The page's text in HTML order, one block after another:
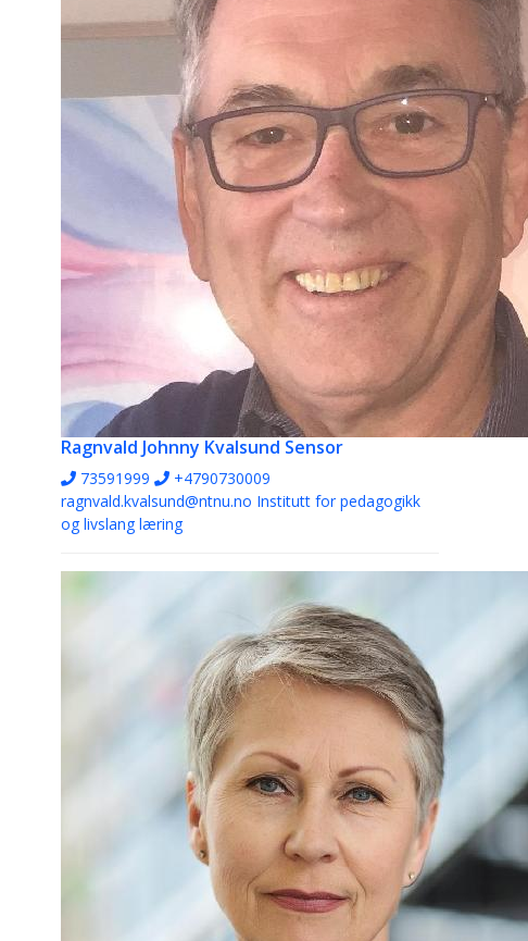
Ragnvald Johnny Kvalsund Sensor
73591999
+4790730009
ragnvald.kvalsund@ntnu.no Institutt for pedagogikk
og livslang læring